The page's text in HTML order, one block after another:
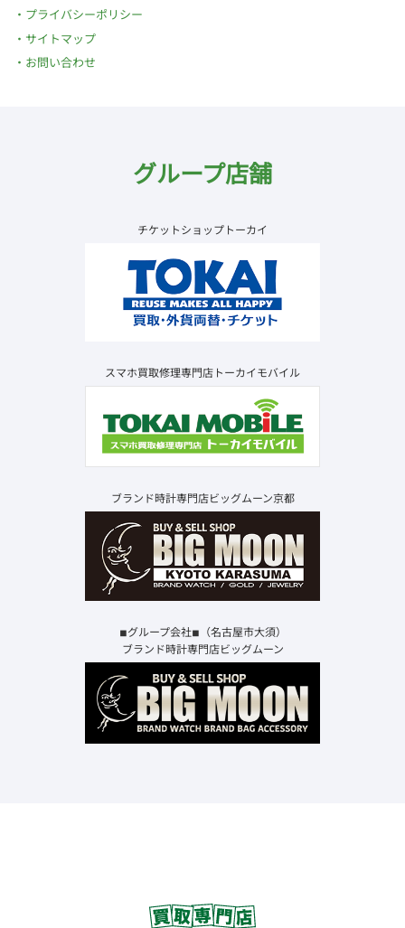
プライバシーポリシー
サイトマップ
お問い合わせ
グループ店舗
チケットショップトーカイ
スマホ買取修理専門店トーカイモバイル
ブランド時計専門店ビッグムーン京都
◾︎グループ会社◾︎（名古屋市大須）
ブランド時計専門店ビッグムーン